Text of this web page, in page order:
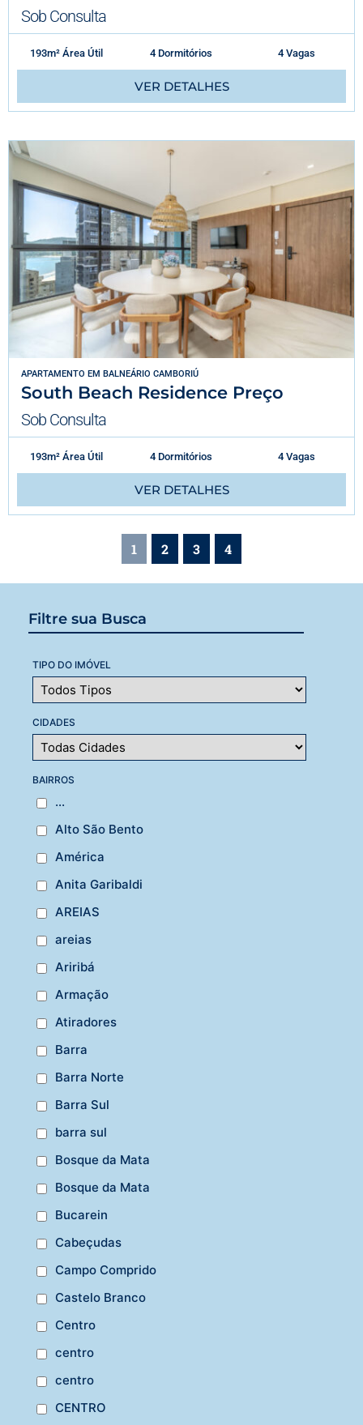
Filtre sua Busca
TIPO DO IMÓVEL
CIDADES
BAIRROS
...
Alto São Bento
América
Anita Garibaldi
AREIAS
areias
Ariribá
Armação
Atiradores
Barra
Barra Norte
Barra Sul
barra sul
Bosque da Mata
Bosque da Mata
Bucarein
Cabeçudas
Campo Comprido
Castelo Branco
Centro
centro
centro
CENTRO
Sob Consulta
193m² Área Útil 4 Dormitórios 4 Vagas
VER DETALHES
APARTAMENTO EM BALNEÁRIO CAMBORIÚ
South Beach Residence Preço
Sob Consulta
193m² Área Útil 4 Dormitórios 4 Vagas
VER DETALHES
1 2 3 4